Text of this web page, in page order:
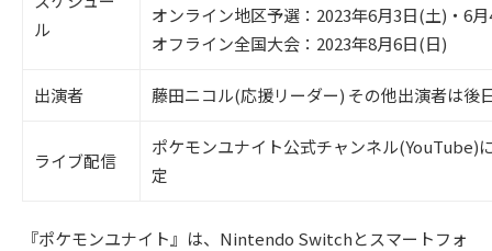
ル
オンライン地区予選：2023年6月3日(土)・6
オフライン全国大会：2023年8月6日(日)
出演者 藤田ニコル(応援リーダー) その他出演者は後
ライブ配信
ポケモンユナイト公式チャンネル(YouTube)
定
『ポケモンユナイト』は、Nintendo Switchとスマートフォ